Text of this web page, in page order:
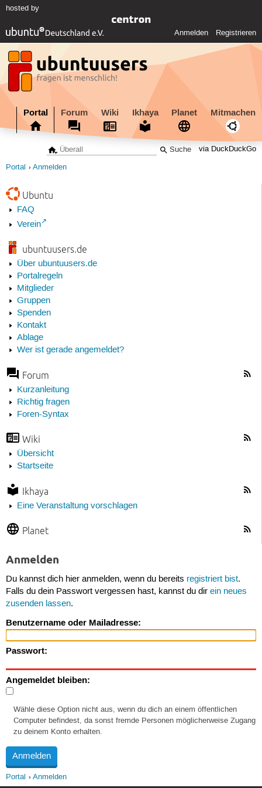
hosted by
Anmelden Registrieren
Portal Forum Wiki Ikhaya Planet Mitmachen
via DuckDuckGo
Portal Anmelden
Ubuntu
FAQ
Verein
ubuntuusers.de
Über ubuntuusers.de
Portalregeln
Mitglieder
Gruppen
Spenden
Kontakt
Ablage
Wer ist gerade angemeldet?
Forum
Kurzanleitung
Richtig fragen
Foren-Syntax
Wiki
Übersicht
Startseite
Ikhaya
Eine Veranstaltung vorschlagen
Planet
Anmelden
Du kannst dich hier anmelden, wenn du bereits registriert bist.
Falls du dein Passwort vergessen hast, kannst du dir ein neues
zusenden lassen.
Benutzername oder Mailadresse:
Passwort:
Angemeldet bleiben:
Wähle diese Option nicht aus, wenn du dich an einem öffentlichen
Computer befindest, da sonst fremde Personen möglicherweise Zugang
zu deinem Konto erhalten.
Portal Anmelden